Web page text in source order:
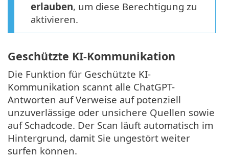
erlauben, um diese Berechtigung zu
aktivieren.
Geschützte KI-Kommunikation
Die Funktion für Geschützte KI-
Kommunikation scannt alle ChatGPT-
Antworten auf Verweise auf potenziell
unzuverlässige oder unsichere Quellen sowie
auf Schadcode. Der Scan läuft automatisch im
Hintergrund, damit Sie ungestört weiter
surfen können.